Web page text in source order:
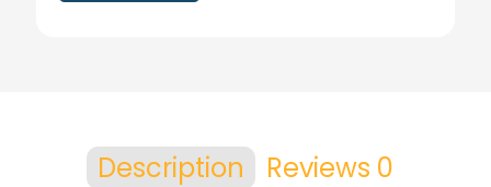
Description Reviews 0